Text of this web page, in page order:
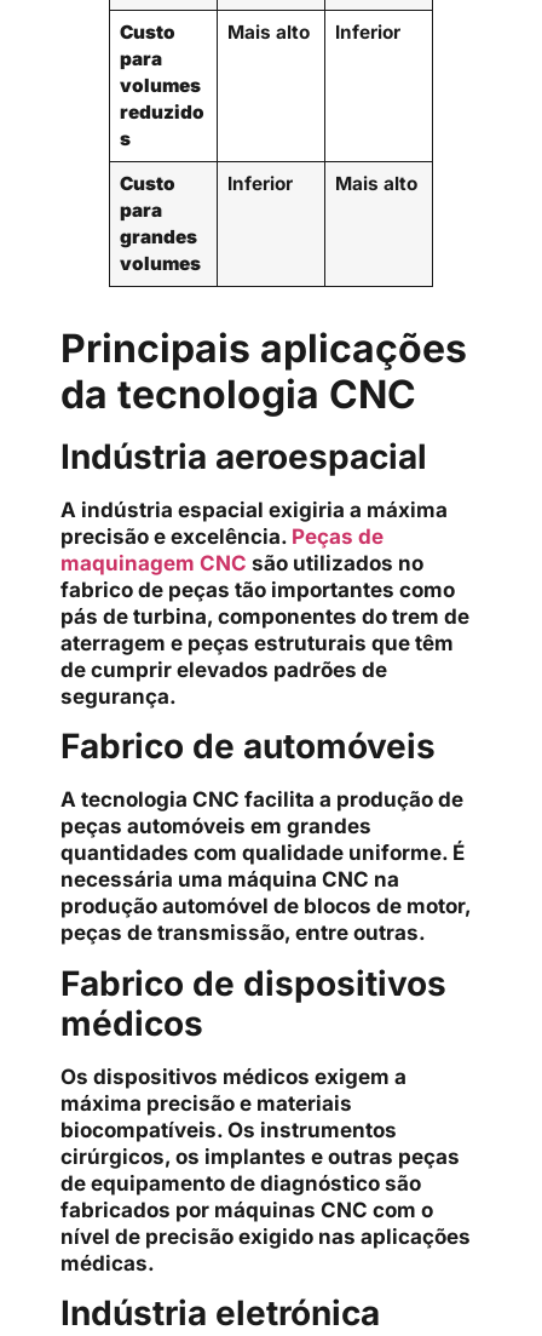
Custo
para
volumes
reduzido
s
Mais alto Inferior
Custo
para
grandes
volumes
Inferior Mais alto
Principais aplicações
da tecnologia CNC
Indústria aeroespacial
A indústria espacial exigiria a máxima
precisão e excelência. Peças de
maquinagem CNC são utilizados no
fabrico de peças tão importantes como
pás de turbina, componentes do trem de
aterragem e peças estruturais que têm
de cumprir elevados padrões de
segurança.
Fabrico de automóveis
A tecnologia CNC facilita a produção de
peças automóveis em grandes
quantidades com qualidade uniforme. É
necessária uma máquina CNC na
produção automóvel de blocos de motor,
peças de transmissão, entre outras.
Fabrico de dispositivos
médicos
Os dispositivos médicos exigem a
máxima precisão e materiais
biocompatíveis. Os instrumentos
cirúrgicos, os implantes e outras peças
de equipamento de diagnóstico são
fabricados por máquinas CNC com o
nível de precisão exigido nas aplicações
médicas.
Indústria eletrónica